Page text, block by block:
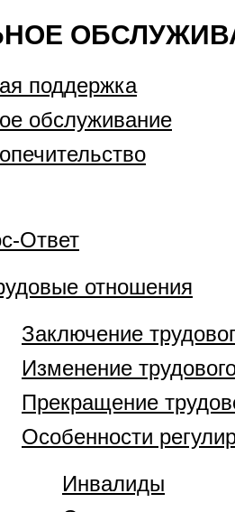
поддержка
обслуживание
Ответ
отношения
Заключение
Изменение
Прекращение
Особенности
Инвалиды